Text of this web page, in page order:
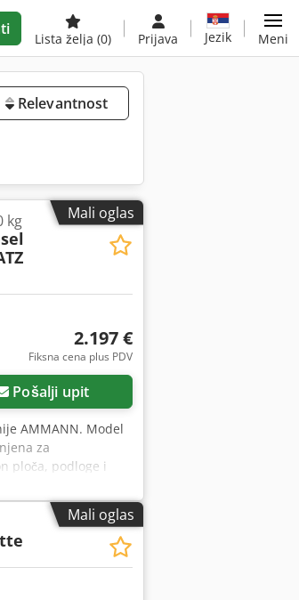
Lista želja (0) Prijava Jezik Meni
Relevantnost
Mali oglas
kg
2.197 €
Fiksna cena plus PDV
Pošalji upit
AMMANN. Model
za
ploča, podloge i
fotografijama
• Godina
190 kg • Ručno
ploča • radovi na
korišćena,
Mali oglas